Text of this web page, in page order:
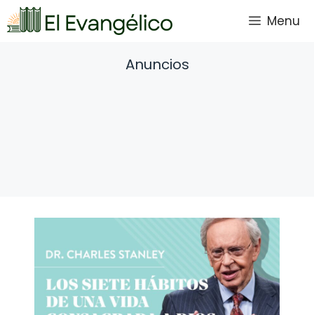
Saltar
al
Menu
Anuncios